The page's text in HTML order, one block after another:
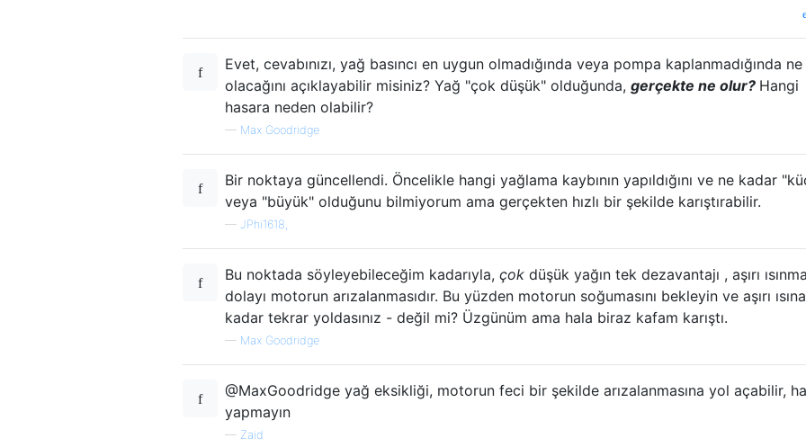
Evet, cevabınızı, yağ basıncı en uygun olmadığında veya pompa kaplanmadığında ne
olacağını açıklayabilir misiniz? Yağ "çok düşük" olduğunda, gerçekte ne olur? Hangi
hasara neden olabilir?
— Max Goodridge
Bir noktaya güncellendi. Öncelikle hangi yağlama kaybının yapıldığını ve ne kadar
veya "büyük" olduğunu bilmiyorum ama gerçekten hızlı bir şekilde karıştırabilir.
— JPhi1618,
Bu noktada söyleyebileceğim kadarıyla, çok düşük yağın tek dezavantajı , aşırı
dolayı motorun arızalanmasıdır. Bu yüzden motorun soğumasını bekleyin ve aşırı
kadar tekrar yoldasınız - değil mi? Üzgünüm ama hala biraz kafam karıştı.
— Max Goodridge
@MaxGoodridge yağ eksikliği, motorun feci bir şekilde arızalanmasına yol açabilir,
yapmayın
— Zaid